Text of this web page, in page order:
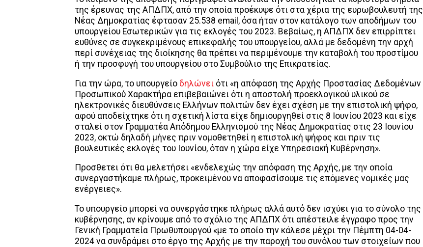
της έρευνας της ΑΠΔΠΧ, από την οποία προέκυψε ότι στα χέρια της ευρωβουλευτή της
Νέας Δημοκρατίας έφτασαν 25.538 email, όσα ήταν στον κατάλογο των αποδήμων του
υπουργείου Εσωτερικών για τις εκλογές του 2023. Βεβαίως, η ΑΠΔΠΧ δεν επιρρίπτει
ευθύνες σε συγκεκριμένους επικεφαλής του υπουργείου, αλλά με δεδομένη την αρχή
περί συνέχειας της διοίκησης θα πρέπει να περιμένουμε την καταβολή του προστίμου
ή την προσφυγή του υπουργείου στο Συμβούλιο της Επικρατείας.
Για την ώρα, το υπουργείο δηλώνει ότι «η απόφαση της Αρχής Προστασίας Δεδομένων
Προσωπικού Χαρακτήρα επιβεβαιώνει ότι η αποστολή προεκλογικού υλικού σε
ηλεκτρονικές διευθύνσεις Ελλήνων πολιτών δεν έχει σχέση με την επιστολική ψήφο,
αφού αποδείχτηκε ότι η σχετική λίστα είχε δημιουργηθεί στις 8 Ιουνίου 2023 και είχε
σταλεί στον Γραμματέα Απόδημου Ελληνισμού της Νέας Δημοκρατίας στις 23 Ιουνίου
2023, οκτώ δηλαδή μήνες πριν νομοθετηθεί η επιστολική ψήφος και πριν τις
βουλευτικές εκλογές του Ιουνίου, όταν η χώρα είχε Υπηρεσιακή Κυβέρνηση».
Προσθετει ότι θα μελετήσει «ενδελεχώς την απόφαση της Αρχής, με την οποία
συνεργαστήκαμε πλήρως, προκειμένου να αποφασίσουμε τις επόμενες νομικές μας
ενέργειες».
Το υπουργείο μπορεί να συνεργάστηκε πλήρως αλλά αυτό δεν ισχύει για το σύνολο της
κυβέρνησης, αν κρίνουμε από το σχόλιο της ΑΠΔΠΧ ότι απέστειλε έγγραφο προς την
Γενική Γραμματεία Πρωθυπουργού «με το οποίο την κάλεσε μέχρι την Πέμπτη 04-04-
2024 να συνδράμει στο έργο της Αρχής με την παροχή του συνόλου των στοιχείων που